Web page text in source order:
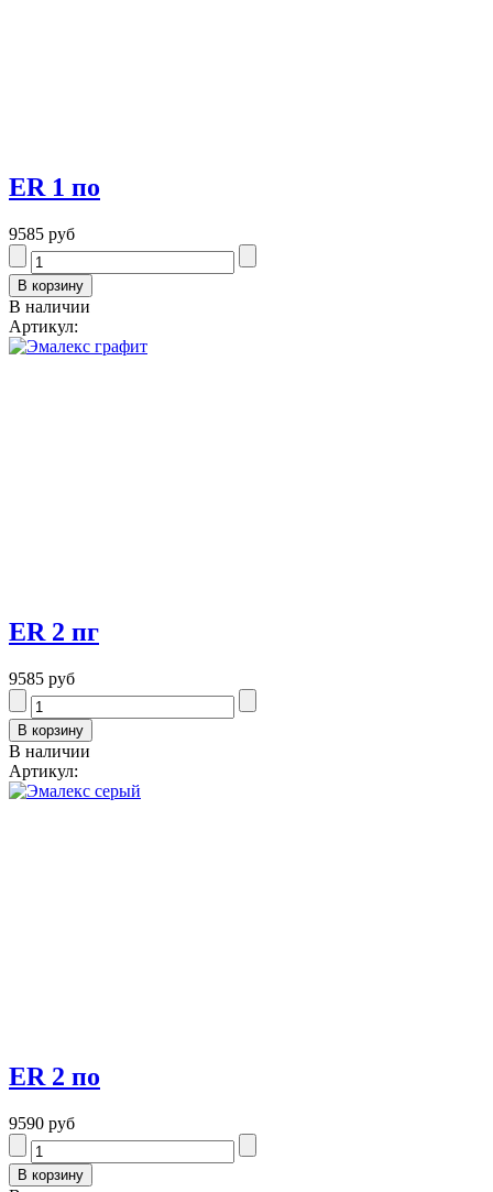
ER 1 по
9585 руб
В наличии
Артикул:
ER 2 пг
9585 руб
В наличии
Артикул:
ER 2 по
9590 руб